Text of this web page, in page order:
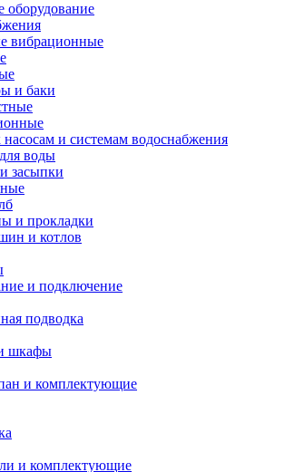
оборудование
вибрационные
и баки
и системам водоснабжения
воды
засыпки
и прокладки
и котлов
и подключение
подводка
шкафы
и комплектующие
и комплектующие